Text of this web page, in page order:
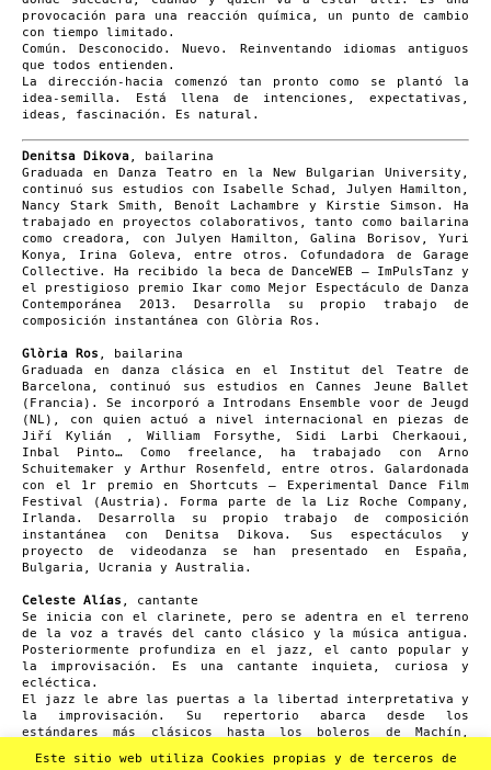
provocación para una reacción química, un punto de cambio
con tiempo limitado.
Común. Desconocido. Nuevo. Reinventando idiomas antiguos
que todos entienden.
La dirección-hacia comenzó tan pronto como se plantó la
idea-semilla. Está llena de intenciones, expectativas,
ideas, fascinación. Es natural.
Denitsa Dikova , bailarina
Graduada en Danza Teatro en la New Bulgarian University,
continuó sus estudios con Isabelle Schad, Julyen Hamilton,
Nancy Stark Smith, Benoît Lachambre y Kirstie Simson. Ha
trabajado en proyectos colaborativos, tanto como bailarina
como creadora, con Julyen Hamilton, Galina Borisov, Yuri
Konya, Irina Goleva, entre otros. Cofundadora de Garage
Collective. Ha recibido la beca de DanceWEB – ImPulsTanz y
el prestigioso premio Ikar como Mejor Espectáculo de Danza
Contemporánea 2013. Desarrolla su propio trabajo de
composición instantánea con Glòria Ros.
Glòria Ros , bailarina
Graduada en danza clásica en el Institut del Teatre de
Barcelona, ​​continuó sus estudios en Cannes Jeune Ballet
(Francia). Se incorporó a Introdans Ensemble voor de Jeugd
(NL), con quien actuó a nivel internacional en piezas de
Jiří Kylián , William Forsythe, Sidi Larbi Cherkaoui,
Inbal Pinto… Como freelance, ha trabajado con Arno
Schuitemaker y Arthur Rosenfeld, entre otros. Galardonada
con el 1r premio en Shortcuts – Experimental Dance Film
Festival (Austria). Forma parte de la Liz Roche Company,
Irlanda. Desarrolla su propio trabajo de composición
instantánea con Denitsa Dikova. Sus espectáculos y
proyecto de videodanza se han presentado en España,
Bulgaria, Ucrania y Australia.
Celeste Alías , cantante
Se inicia con el clarinete, pero se adentra en el terreno
de la voz a través del canto clásico y la música antigua.
Posteriormente profundiza en el jazz, el canto popular y
la improvisación. Es una cantante inquieta, curiosa y
ecléctica.
El jazz le abre las puertas a la libertad interpretativa y
la improvisación. Su repertorio abarca desde los
estándares más clásicos hasta los boleros de Machín,
carácter más experimentador. Se licencia en Canto jazz en
Este sitio web utiliza Cookies propias y de terceros de